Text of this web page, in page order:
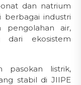
dan natrium
berbagai industri
pengolahan air,
dari ekosistem
pasokan listrik,
stabil di JIIPE